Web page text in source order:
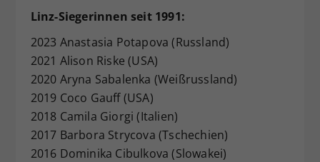
Linz-Siegerinnen seit 1991:
2023 Anastasia Potapova (Russland)
2021 Alison Riske (USA)
2020 Aryna Sabalenka (Weißrussland)
2019 Coco Gauff (USA)
2018 Camila Giorgi (Italien)
2017 Barbora Strycova (Tschechien)
2016 Dominika Cibulkova (Slowakei)